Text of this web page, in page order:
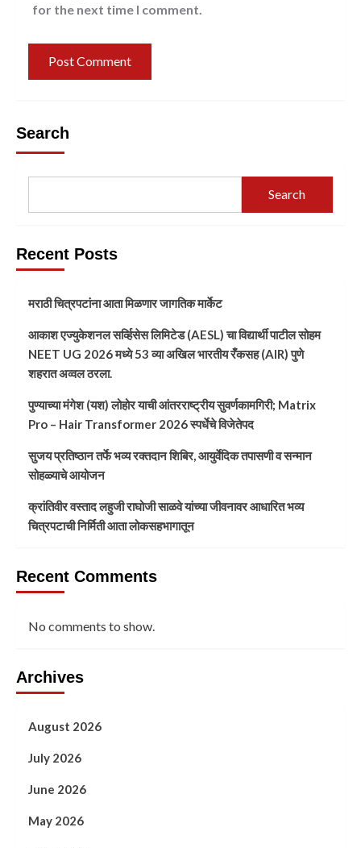
for the next time I comment.
Search
Search
Recent Posts
मराठी चित्रपटांना आता मिळणार जागतिक मार्केट
आकाश एज्युकेशनल सर्व्हिसेस लिमिटेड (AESL) चा विद्यार्थी पाटील सोहम
NEET UG 2026 मध्ये 53 व्या अखिल भारतीय रँकसह (AIR) पुणे
शहरात अव्वल ठरला.
पुण्याच्या मंगेश (यश) लोहोर याची आंतरराष्ट्रीय सुवर्णकामगिरी; Matrix
Pro – Hair Transformer 2026 स्पर्धेचे विजेतेपद
सुजय प्रतिष्ठान तर्फे भव्य रक्तदान शिबिर, आयुर्वेदिक तपासणी व सन्मान
सोहळ्याचे आयोजन
क्रांतिवीर वस्ताद लहुजी राघोजी साळवे यांच्या जीवनावर आधारित भव्य
चित्रपटाची निर्मिती आता लोकसहभागातून
Recent Comments
No comments to show.
Archives
August 2026
July 2026
June 2026
May 2026